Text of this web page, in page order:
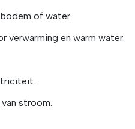
of water.
verwarming en warm water.
stroom.